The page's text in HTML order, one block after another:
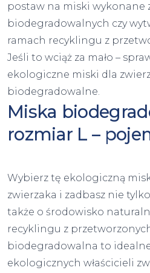
postaw na miski wykonane
biodegradowalnych czy
ramach recyklingu z
Jeśli to wciąż za mało –
ekologiczne miski dla
biodegradowalne.
Miska
rozmiar L –
Wybierz tę ekologiczną
zwierzaka i zadbasz nie
także o środowisko
recyklingu z
biodegradowalna to
ekologicznych właścicieli